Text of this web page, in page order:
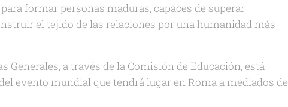
formar personas maduras, capaces de superar
el tejido de las relaciones por una humanidad más
Generales, a través de la Comisión de Educación, está
evento mundial que tendrá lugar en Roma a mediados de